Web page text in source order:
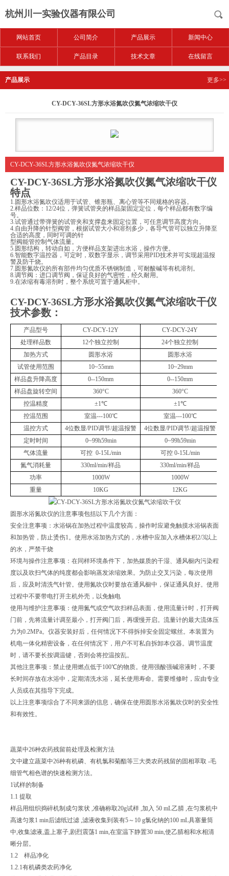
杭州川一实验仪器有限公司
网站首页 公司简介 产品展示 新闻中心
联系我们 产品目录 技术文章 在线留言
产品展示 更多>>
CY-DCY-36SL方形水浴氮吹仪氮气浓缩吹干仪
CY-DCY-36SL方形水浴氮吹仪氮气浓缩吹干仪
CY-DCY-36SL方形水浴氮吹仪氮气浓缩吹干仪
特点
1.圆形水浴氮吹仪适用于试管、锥形瓶、离心管等不同规格的容器。
2.样品位数：12/24位，弹簧试管夹的样品架固定定位，每个样品都有数字编
号。
3.试管通过带弹簧的试管夹和支撑盘来固定位置，可任意调节高度方向。
4.自由升降的针型阀管，根据试管大小和溶剂多少，各导气管可以独立升降至
合适的高度，同时可调的针
型阀能管控制气体流量。
5.圆形结构，转动自如，方便样品支架进出水浴，操作方便。
6.智能数字温控器，可定时，双数字显示，调节采用PID技术并可实现超温报
警及防干烧。
7.圆形氮吹仪的所有部件均匀优质不锈钢制造，可耐酸碱等有机溶剂。
8.调节阀：进口调节阀，保证良好的气密性，经久耐用。
9.在浓缩有毒溶剂时，整个系统可置于通风柜中。
CY-DCY-36SL方形水浴氮吹仪氮气浓缩吹干仪
技术参数：
产品型号 CY-DCY-12Y
CY-DCY-24Y
处理样品数
12个独立控制
24个独立控制
加热方式
圆形水浴
圆形水浴
试管使用范围
10~55mm
10~29mm
样品盘升降高度
0--150mm
0--150mm
样品盘旋转空间
360°C
360°C
控温精度
±1℃
±1℃
控温范围
室温---100℃ 室温---100℃
温控方式
4位数显/PID调节/超温报警
4位数显/PID调节/超温报警
定时时间
0~99h59min
0~99h59min
气体流量
可控 0-15L/min 可控 0-15L/min
氮气消耗量
330ml/min/样品
330ml/min/样品
功率
1000W
1000W
重量
10KG 12KG
圆形水浴氮吹仪的注意事项包括以下几个方面：
安全注意事项：水浴锅在加热过程中温度较高，操作时应避免触摸水浴锅表面
和加热管，防止烫伤1。使用水浴加热方式的，水槽中应加入水槽体积2/3以上
的水，严禁干烧
环境与操作注意事项：在同样环境条件下，加热媒质的干湿、通风橱内污染程
度以及吹扫气体的纯度都会影响蒸发浓缩效果。为防止交叉污染，每次使用
后，应及时清洗气针管。使用氮吹仪时要放在通风橱中，保证通风良好。使用
过程中不要带电打开主机外壳，以免触电
使用与维护注意事项：使用氮气或空气吹扫样品表面，使用流量计时，打开阀
门前，先将流量计调至最小，打开阀门后，再缓慢开启。流量计的最大流体压
力为0.2MPa。仪器安装好后，任何情况下不得拆掉安全固定螺丝。本装置为
机电一体化精密设备，在任何情况下，用户不可私自拆卸本仪器。调节温度
时，请不要长按调温键，否则会将控温按乱。
其他注意事项：禁止使用燃点低于100℃的物质。使用强酸强碱溶液时，不要
长时间存放在水浴中，定期清洗水浴，延长使用寿命。需要维修时，应由专业
人员或在其指导下完成。
以上注意事项综合了不同来源的信息，确保在使用圆形水浴氮吹仪时的安全性
和有效性。
蔬菜中26种农药残留前处理及检测方法
文中建立蔬菜中26种有机磷、有机氯和菊酯等三大类农药残留的固相萃取 -毛
细管气相色谱的快速检测方法。
1试样的制备
1.1 提取
样品用组织捣碎机制成匀浆状 ,准确称取20g试样 ,加入 50 mL乙腈 ,在匀浆机中
高速匀浆1 min后滤纸过滤 ,滤液收集到装有5～10 g氯化钠的100 mL具塞量筒
中,收集滤液,盖上塞子,剧烈震荡1 min,在室温下静置30 min,使乙腈相和水相清
晰分层。
1.2 样品净化
1.2.1有机磷类农药净化